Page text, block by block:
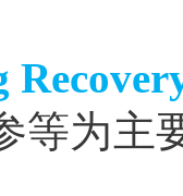
等为主